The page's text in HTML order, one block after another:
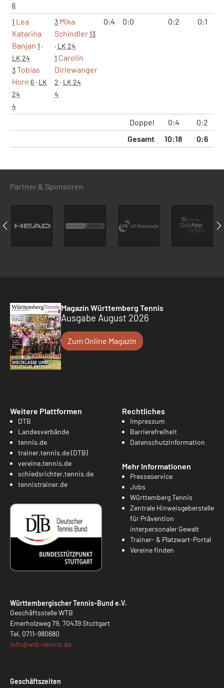
6
1 Lea
Katarina
Banjan 1 ·
LK 24
3Tobias
Horn 6· LK
24
4
3 Mika
Schindler13
· LK 24
1 Carolin
Dirlewanger
2 · LK 24
4
0:4 0:0 0:2 0:1
Doppel 0:4 0:2
Gesamt
10:18 0:6
Partner & Sponsoren
Magazin Württemberg Tennis
Ausgabe August 2026
Zum Online Magazin
Weitere Plattformen
DTB
Landesverbände
tennis.de
trainer.tennis.de (DTB)
vereine.tennis.de
schiedsrichter.tennis.de
tennistrainer.de
Rechtliches
Impressum
Barrierefreiheit
Datenschutzinformation
Mehr Informationen
Presseservice
Jobs
Württemberg Tennis
Zentrale Hinweisgeberstelle
für Prävention
interpersonaler Gewalt
Trainer- & Platzwart-Portal
Vereine finden
Württembergischer Tennis-Bund e.V.
Geschäftsstelle WTB
Emerholzweg 79, 70439 Stuttgart
Tel. 0711-980680
info@wtb-tennis.de
Geschäftszeiten